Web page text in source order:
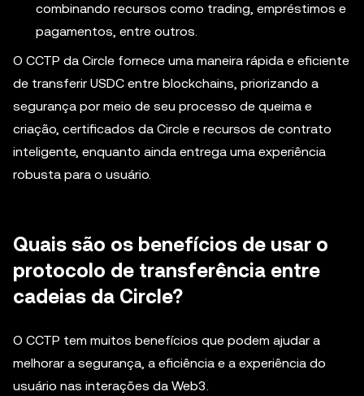
combinando recursos como trading, empréstimos e
pagamentos, entre outros.
O CCTP da Circle fornece uma maneira rápida e eficiente
de transferir USDC entre blockchains, priorizando a
segurança por meio de seu processo de queima e
criação, certificados da Circle e recursos de contrato
inteligente, enquanto ainda entrega uma experiência
robusta para o usuário.
Quais são os benefícios de usar o
protocolo de transferência entre
cadeias da Circle?
O CCTP tem muitos benefícios que podem ajudar a
melhorar a segurança, a eficiência e a experiência do
usuário nas interações da Web3.